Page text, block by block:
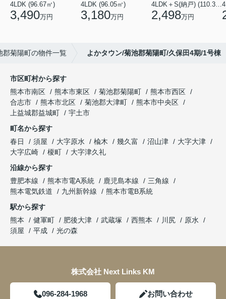
4LDK (96.67㎡)
3,490万円
4LDK (96.05㎡)
3,180万円
4LDK＋S(納戸) (110.37㎡)
2,498万円
郡菊陽町の物件一覧 よかタウン/菊池郡菊陽町/久保田4期/1号棟
市区町村から探す
熊本市南区
熊本市東区 菊池郡菊陽町
熊本市西区
合志市
熊本市北区 菊池郡大津町
熊本市中央区
上益城郡益城町
宇土市
町名から探す
春日
須屋 大字原水 楡木 幾久富 沼山津
大字大津
大字広崎
榎町
大字津久礼
沿線から探す
豊肥本線
熊本市電A系統 鹿児島本線
三角線
熊本電気鉄道
九州新幹線
熊本市電B系統
駅から探す
熊本
健軍町 肥後大津 武蔵塚 西熊本 川尻
原水
須屋
平成 光の森
株式会社 Next Links KM
096-284-1968 お問い合わせ